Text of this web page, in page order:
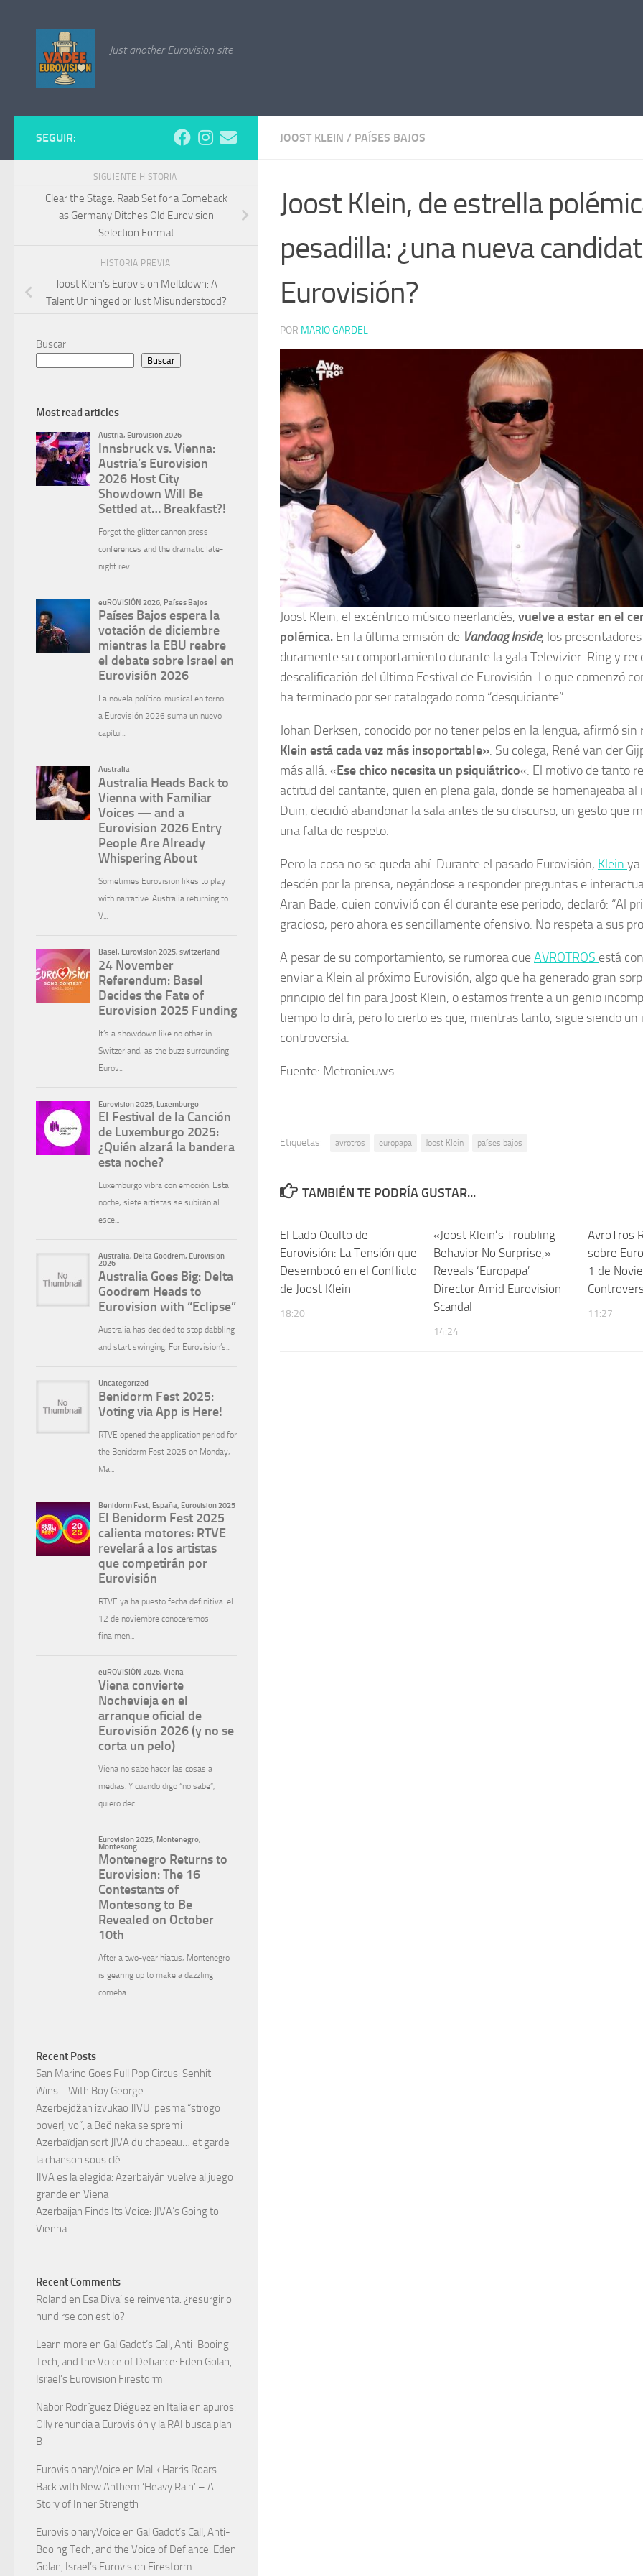
Just another Eurovision site
JOOST KLEIN / PAÍSES BAJOS
Joost Klein, de estrella
pesadilla: ¿una nueva
Eurovisión?
POR MARIO GARDEL ·
Joost Klein, el excéntrico músico neerlandés, vuelve a estar en el
polémica. En la última emisión de Vandaag Inside, los
duramente su comportamiento durante la gala Televizier-Ring y
descalificación del último Festival de Eurovisión. Lo que comenzó
ha terminado por ser catalogado como “desquiciante”.
Johan Derksen, conocido por no tener pelos en la lengua, afirmó sin
Klein está cada vez más insoportable». Su colega, René van der
más allá: «Ese chico necesita un psiquiátrico«. El motivo de tanto
actitud del cantante, quien en plena gala, donde se homenajeaba al
Duin, decidió abandonar la sala antes de su discurso, un gesto que
una falta de respeto.
Pero la cosa no se queda ahí. Durante el pasado Eurovisión, Klein ya
desdén por la prensa, negándose a responder preguntas e
Aran Bade, quien convivió con él durante ese periodo, declaró: “Al
gracioso, pero ahora es sencillamente ofensivo. No respeta a sus
A pesar de su comportamiento, se rumorea queAVROTROS está
enviar a Klein al próximo Eurovisión, algo que ha generado gran
principio del fin para Joost Klein, o estamos frente a un genio
tiempo lo dirá, pero lo cierto es que, mientras tanto, sigue siendo un
controversia.
Fuente: Metronieuws
Etiquetas: avrotros europapa Joost Klein países bajos
TAMBIÉN TE PODRÍA GUSTAR...
El Lado Oculto de
Eurovisión: La Tensión que
Desembocó en el Conflicto
de Joost Klein
18:20
«Joost Klein’s Troubling
Behavior No Surprise,»
Reveals ‘Europapa’
Director Amid Eurovision
Scandal
14:24
AvroTros
sobre
1 de
11:27
SEGUIR:
SIGUIENTE HISTORIA
Clear the Stage: Raab Set for a Comeback
as Germany Ditches Old Eurovision
Selection Format
HISTORIA PREVIA
Joost Klein’s Eurovision Meltdown: A
Talent Unhinged or Just Misunderstood?
Buscar
Buscar
Most read articles
Recent Posts
San Marino Goes Full Pop Circus: Senhit
Wins… With Boy George
Azerbejdžan izvukao JIVU: pesma “strogo
poverljivo”, a Beč neka se spremi
Azerbaïdjan sort JIVA du chapeau… et garde
la chanson sous clé
JIVA es la elegida: Azerbaiyán vuelve al juego
grande en Viena
Azerbaijan Finds Its Voice: JIVA’s Going to
Vienna
Recent Comments
Roland en Esa Diva’ se reinventa: ¿resurgir o
hundirse con estilo?
Learn more en Gal Gadot’s Call, Anti-Booing
Tech, and the Voice of Defiance: Eden Golan,
Israel’s Eurovision Firestorm
Nabor Rodríguez Diéguez en Italia en apuros:
Olly renuncia a Eurovisión y la RAI busca plan
B
EurovisionaryVoice en Malik Harris Roars
Back with New Anthem ‘Heavy Rain’ – A
Story of Inner Strength
EurovisionaryVoice en Gal Gadot’s Call, Anti-
Booing Tech, and the Voice of Defiance: Eden
Golan, Israel’s Eurovision Firestorm